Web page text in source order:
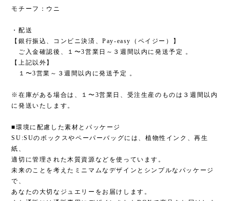
モチーフ：ウニ
・配送
【銀行振込、コンビニ決済、Pay-easy（ペイジー）】
ご入金確認後、１〜3営業日～３週間以内に発送予定 。
【上記以外】
１〜3営業～３週間以内に発送予定 。
※在庫がある場合は、１〜3営業日、受注生産のものは３週間以内
に発送いたします。
■環境に配慮した素材とパッケージ
SU:SUのボックスやペーパーバッグには、植物性インク、再生
紙、
適切に管理された木質資源などを使っています。
未来のことを考えたミニマムなデザインとシンプルなパッケージ
で、
あなたの大切なジュエリーをお届けします。